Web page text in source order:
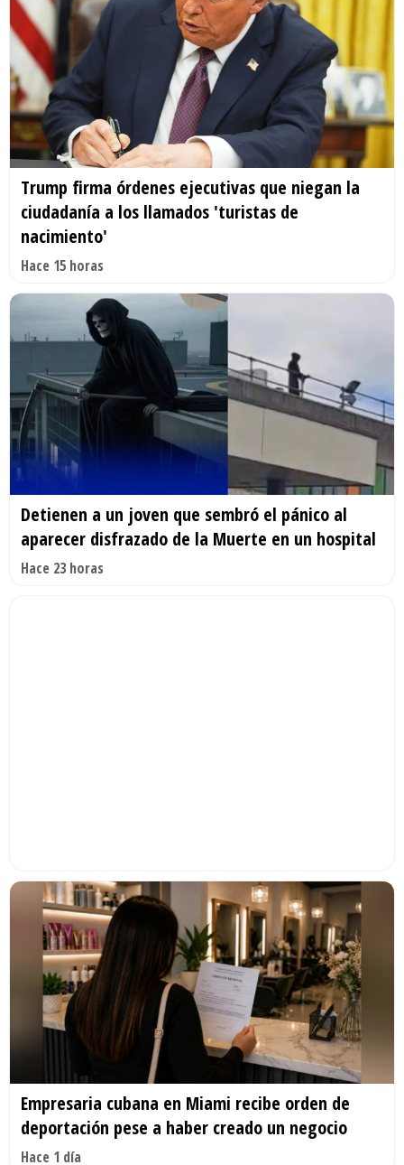
Trump firma órdenes ejecutivas que niegan la
ciudadanía a los llamados 'turistas de
nacimiento'
Hace 15 horas
Detienen a un joven que sembró el pánico al
aparecer disfrazado de la Muerte en un hospital
Hace 23 horas
Empresaria cubana en Miami recibe orden de
deportación pese a haber creado un negocio
Hace 1 día